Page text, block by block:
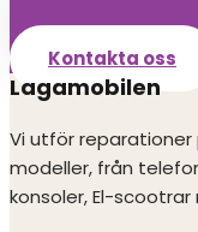
Vi utför alla olika
Kontakta oss
Lagamobilen
Vi utför reparationer
modeller, från
konsoler, El-scootrar